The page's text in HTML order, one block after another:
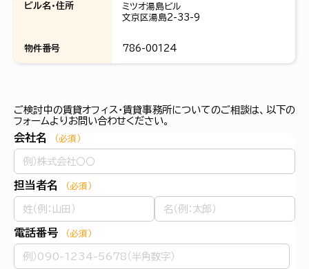
ビル名・住所
ミツオ湯島ビル
文京区湯島2-33-9
物件番号 786-00124
ご検討中の賃貸オフィス・賃貸事務所についてのご相談は、以下の
フォームよりお問い合わせください。
会社名 （必須）
担当者名 （必須）
電話番号 （必須）